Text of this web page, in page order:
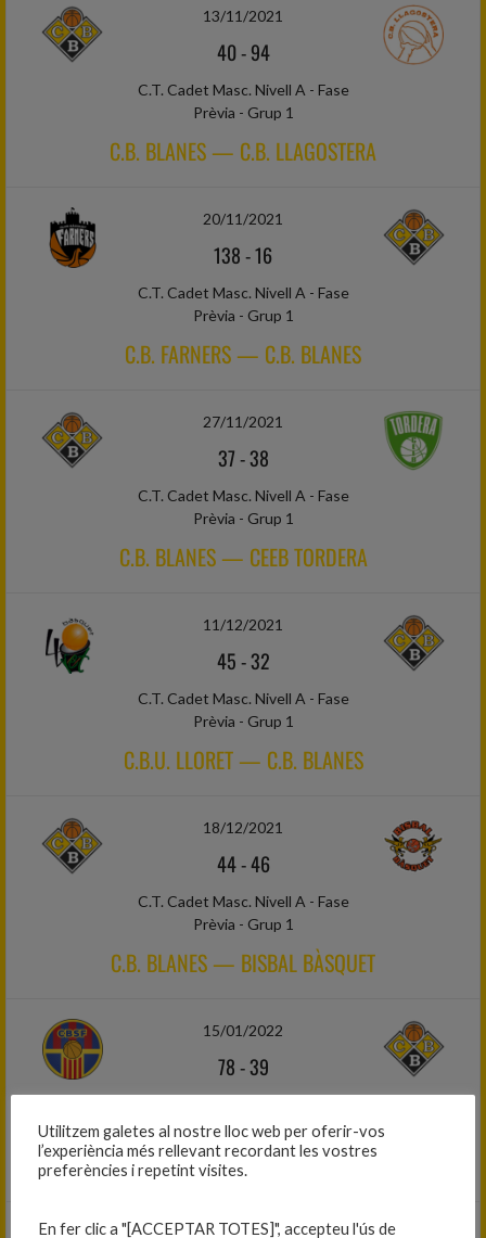
13/11/2021
40-94
C.T. Cadet Masc. Nivell A - Fase
Prèvia - Grup 1
C.B. BLANES — C.B. LLAGOSTERA
20/11/2021
138-16
C.T. Cadet Masc. Nivell A - Fase
Prèvia - Grup 1
C.B. FARNERS — C.B. BLANES
27/11/2021
37-38
C.T. Cadet Masc. Nivell A - Fase
Prèvia - Grup 1
C.B. BLANES — CEEB TORDERA
11/12/2021
45-32
C.T. Cadet Masc. Nivell A - Fase
Prèvia - Grup 1
C.B.U. LLORET — C.B. BLANES
18/12/2021
44-46
C.T. Cadet Masc. Nivell A - Fase
Prèvia - Grup 1
C.B. BLANES — BISBAL BÀSQUET
15/01/2022
78-39
Prèvia - Grup 1
C.B. GUÍXOLS — C.B. BLANES
23/01/2022
Utilitzem galetes al nostre lloc web per oferir-vos
l’experiència més rellevant recordant les vostres
preferències i repetint visites.
En fer clic a "[ACCEPTAR TOTES]", accepteu l'ús de